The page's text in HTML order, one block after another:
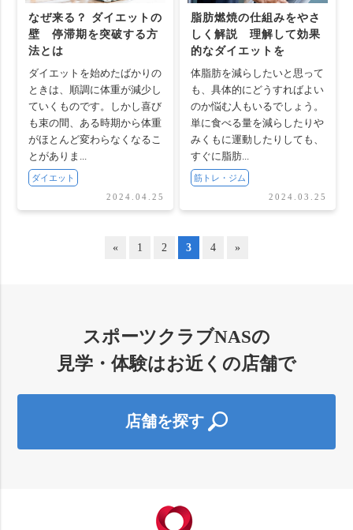
なぜ来る？ ダイエットの
壁 停滞期を突破する方
法とは
ダイエットを始めたばかりの
ときは、順調に体重が減少し
ていくものです。しかし喜び
も束の間、ある時期から体重
がほとんど変わらなくなるこ
とがありま...
ダイエット
2024.04.25
脂肪燃焼の仕組みをやさ
しく解説 理解して効果
的なダイエットを
体脂肪を減らしたいと思って
も、具体的にどうすればよい
のか悩む人もいるでしょう。
単に食べる量を減らしたりや
みくもに運動したりしても、
すぐに脂肪...
筋トレ・ジム
2024.03.25
« 1 2 3 4 »
スポーツクラブNASの
見学・体験はお近くの店舗で
店舗を探す